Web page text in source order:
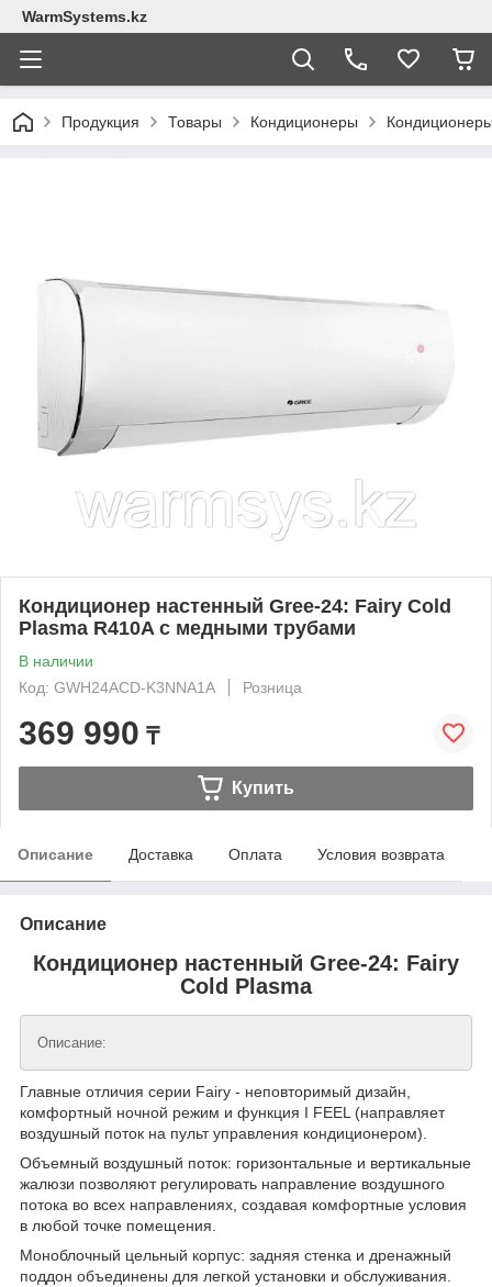
WarmSystems.kz
Продукция Товары Кондиционеры
Кондиционер настенный Gree-24: Fairy Cold
Plasma R410A c медными трубами
В наличии
Код: GWH24ACD-K3NNA1A
Розница
369 990 ₸
Купить
Описание Доставка Оплата Условия возврата
Описание
Кондиционер настенный Gree-24: Fairy
Cold Plasma
Описание:
Главные отличия серии Fairy - неповторимый дизайн,
комфортный ночной режим и функция I FEEL (направляет
воздушный поток на пульт управления кондиционером).
Объемный воздушный поток: горизонтальные и вертикальные
жалюзи позволяют регулировать направление воздушного
потока во всех направлениях, создавая комфортные условия
в любой точке помещения.
Моноблочный цельный корпус: задняя стенка и дренажный
поддон объединены для легкой установки и обслуживания.